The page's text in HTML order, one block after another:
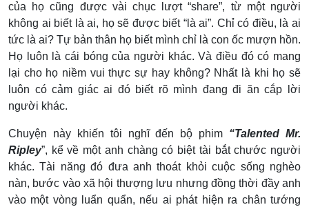
của họ cũng được vài chục lượt “share”, từ một người
không ai biết là ai, họ sẽ được biết “là ai”. Chỉ có điều, là ai
tức là ai? Tự bản thân họ biết mình chỉ là con ốc mượn hồn.
Họ luôn là cái bóng của người khác. Và điều đó có mang
lại cho họ niềm vui thực sự hay không? Nhất là khi họ sẽ
luôn có cảm giác ai đó biết rõ mình đang đi ăn cắp lời
người khác.
Chuyện này khiến tôi nghĩ đến bộ phim “Talented Mr.
Ripley”, kể về một anh chàng có biệt tài bắt chước người
khác. Tài năng đó đưa anh thoát khỏi cuộc sống nghèo
nàn, bước vào xã hội thượng lưu nhưng đồng thời đầy anh
vào một vòng luẩn quẩn, nếu ai phát hiện ra chân tướng